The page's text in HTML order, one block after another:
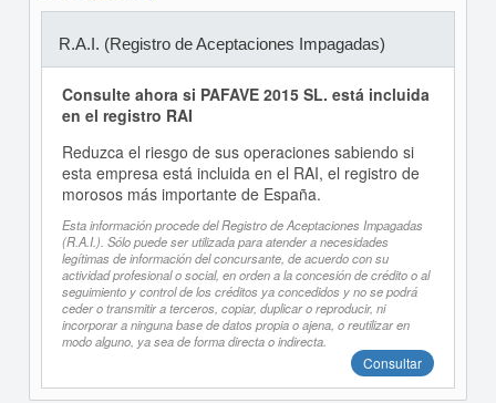
R.A.I. (Registro de Aceptaciones Impagadas)
Consulte ahora si PAFAVE 2015 SL. está incluida
en el registro RAI
Reduzca el riesgo de sus operaciones sabiendo si
esta empresa está incluida en el RAI, el registro de
morosos más importante de España.
Esta información procede del Registro de Aceptaciones Impagadas
(R.A.I.). Sólo puede ser utilizada para atender a necesidades
legítimas de información del concursante, de acuerdo con su
actividad profesional o social, en orden a la concesión de crédito o al
seguimiento y control de los créditos ya concedidos y no se podrá
ceder o transmitir a terceros, copiar, duplicar o reproducir, ni
incorporar a ninguna base de datos propia o ajena, o reutilizar en
modo alguno, ya sea de forma directa o indirecta.
Consultar